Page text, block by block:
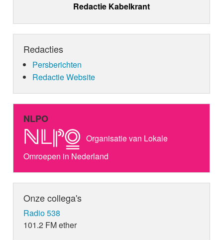
Redactie Kabelkrant
Redacties
Persberichten
Redactie Website
NLPO
Organisatie van Lokale
Omroepen in Nederland
Onze collega's
Radio 538
101.2 FM ether